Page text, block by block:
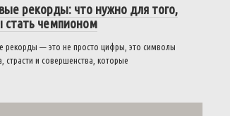
рекорды: что нужно для того,
стать чемпионом
рекорды — это не просто цифры, это символы
страсти и совершенства, которые